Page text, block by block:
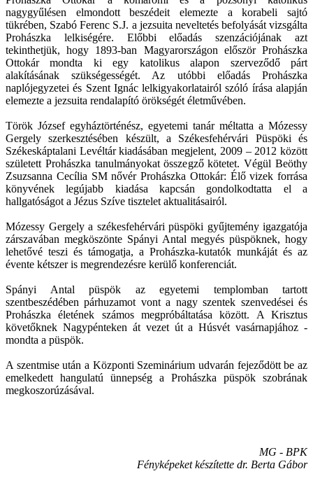
nagygyűlésen elmondott beszédeit elemezte a korabeli sajtó
tükrében, Szabó Ferenc S.J. a jezsuita neveltetés befolyását vizsgálta
Prohászka lelkiségére. Előbbi előadás szenzációjának azt
tekinthetjük, hogy 1893-ban Magyarországon először Prohászka
Ottokár mondta ki egy katolikus alapon szerveződő párt
alakításának szükségességét. Az utóbbi előadás Prohászka
naplójegyzetei és Szent Ignác lelkigyakorlatairól szóló írása alapján
elemezte a jezsuita rendalapító örökségét életművében.
Török József egyháztörténész, egyetemi tanár méltatta a Mózessy
Gergely szerkesztésében készült, a Székesfehérvári Püspöki és
Székeskáptalani Levéltár kiadásában megjelent, 2009 – 2012 között
született Prohászka tanulmányokat összegző kötetet. Végül Beöthy
Zsuzsanna Cecília SM nővér Prohászka Ottokár: Élő vizek forrása
könyvének legújabb kiadása kapcsán gondolkodtatta el a
hallgatóságot a Jézus Szíve tisztelet aktualitásairól.
Mózessy Gergely a székesfehérvári püspöki gyűjtemény igazgatója
zárszavában megköszönte Spányi Antal megyés püspöknek, hogy
lehetővé teszi és támogatja, a Prohászka-kutatók munkáját és az
évente kétszer is megrendezésre kerülő konferenciát.
Spányi Antal püspök az egyetemi templomban tartott
szentbeszédében párhuzamot vont a nagy szentek szenvedései és
Prohászka életének számos megpróbáltatása között. A Krisztus
követőknek Nagypénteken át vezet út a Húsvét vasárnapjához -
mondta a püspök.
A szentmise után a Központi Szeminárium udvarán fejeződött be az
emelkedett hangulatú ünnepség a Prohászka püspök szobrának
megkoszorúzásával.
MG - BPK
Fényképeket készítette dr. Berta Gábor